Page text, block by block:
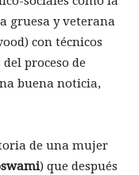
gruesa y veterana
con técnicos
proceso de
buena noticia,
de una mujer
) que después